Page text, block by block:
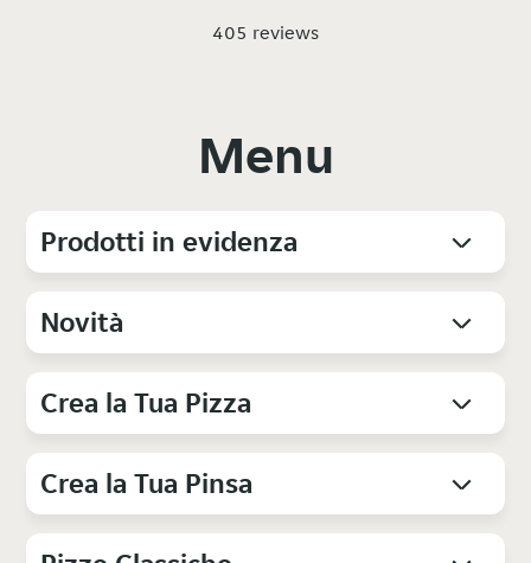
405 reviews
Menu
Prodotti in evidenza
Novità
Crea la Tua Pizza
Crea la Tua Pinsa